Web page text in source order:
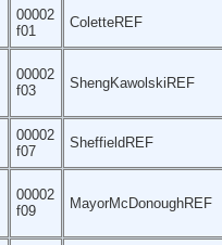
00002
f01
ColetteREF
00002
f03
ShengKawolskiREF
00002
f07
SheffieldREF
00002
f09
MayorMcDonoughREF